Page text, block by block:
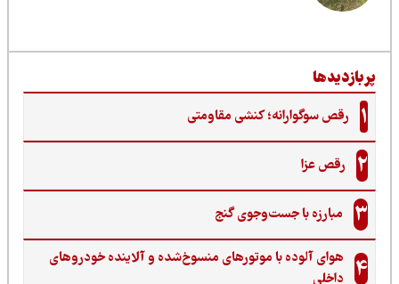
رقص سوگوارانه؛ کنشی مقاومتی
رقص عزا
مبارزه با جست‌وجوی گنج‌
هوای آلوده با موتورهای منسوخ‌شده و آلاینده خودروهای
داخلی